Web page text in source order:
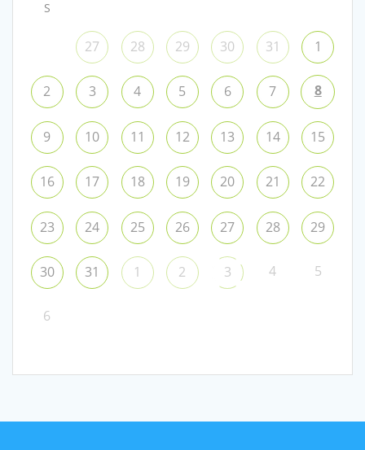
S
27 28 29 30 31 1
2 3 4 5 6 7 8
9 10 11 12 13 14 15
16 17 18 19 20 21 22
23 24 25 26 27 28 29
30 31 1 2 3 4 5
6